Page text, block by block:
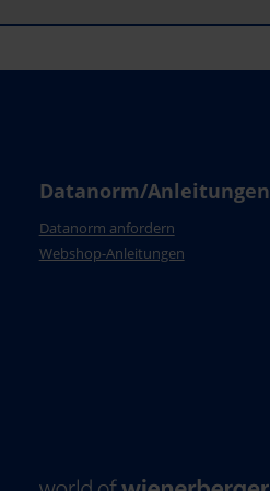
Datanorm/Anleitungen
Datanorm anfordern
Webshop-Anleitungen